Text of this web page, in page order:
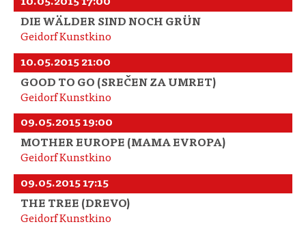
DIE WÄLDER SIND NOCH GRÜN
Geidorf Kunstkino
10.05.2015 21:00
GOOD TO GO (SREČEN ZA UMRET)
Geidorf Kunstkino
09.05.2015 19:00
MOTHER EUROPE (MAMA EVROPA)
Geidorf Kunstkino
09.05.2015 17:15
THE TREE (DREVO)
Geidorf Kunstkino